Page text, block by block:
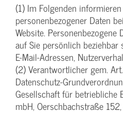
(1) Im Folgenden
personenbezogener Daten
Website.
auf Sie persönlich beziehbar
E-Mail-Adressen,
(2) Verantwortlicher gem.
Datenschutz-
Gesellschaft für betriebliche
mbH, Oerschbachstraße